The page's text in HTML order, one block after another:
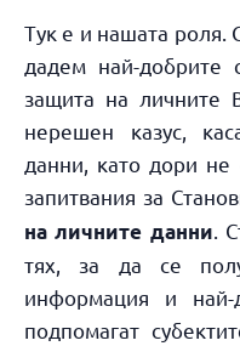
Тук е и нашата роля.
дадем най-добрите
защита на личните
нерешен казус,
данни, като дори
запитвания за
на личните данни .
тях, за да се
информация и най-
подпомагат